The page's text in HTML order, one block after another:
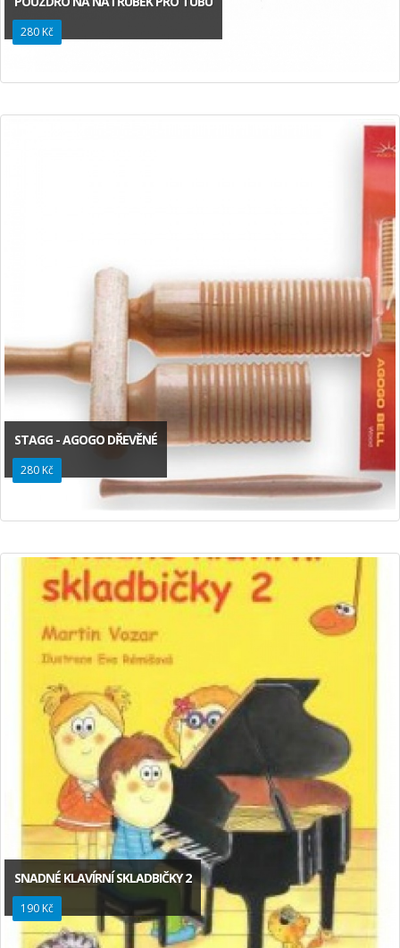
280 Kč
STAGG - AGOGO DŘEVĚNÉ
280 Kč
SNADNÉ KLAVÍRNÍ SKLADBIČKY 2
190 Kč